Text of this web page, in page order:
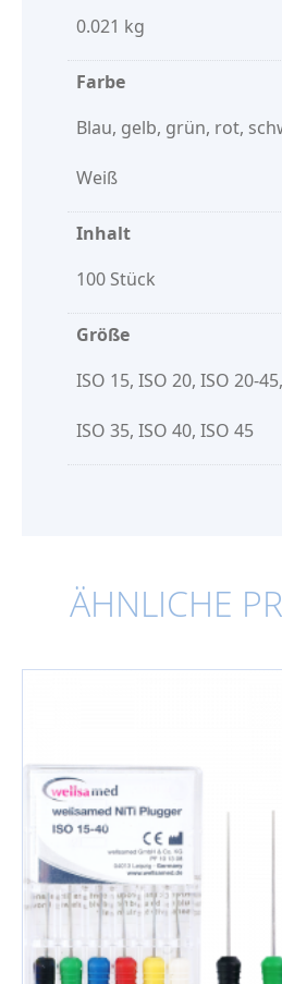
0.021 kg
Farbe
Blau, gelb, grün, rot,
Weiß
Inhalt
100 Stück
Größe
ISO 15, ISO 20, ISO 20-
ISO 35, ISO 40, ISO 45
ÄHNLICHE